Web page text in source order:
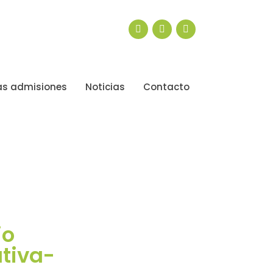
admisiones Noticias Contacto